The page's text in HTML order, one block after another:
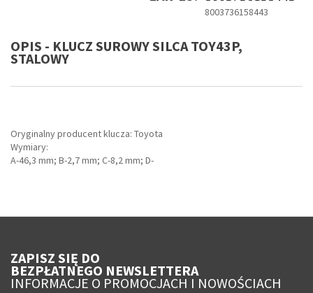
8003736158443
OPIS - KLUCZ SUROWY SILCA TOY43P,
STALOWY
Oryginalny producent klucza: Toyota
Wymiary:
A-46,3 mm; B-2,7 mm; C-8,2 mm; D-
ZAPISZ SIĘ DO
BEZPŁATNEGO NEWSLETTERA
INFORMACJE O PROMOCJACH I NOWOŚCIACH